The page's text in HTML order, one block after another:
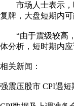
市场人士表示，昨
复牌，大盘短期内
“由于震级较高，
体分析，短时期内
相关新闻：
强震压股市 CPI遇